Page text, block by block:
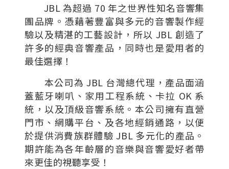
JBL 為超過 70 年之世界性知名音響集
團品牌。憑藉著豐富與多元的音響製作經
驗以及精湛的工藝設計，所以 JBL 創造了
許多的經典音響產品，同時也是愛用者的
最佳選擇！
本公司為 JBL 台灣總代理，產品面涵
蓋藍牙喇叭、家用工程系統、卡拉 OK 系
統，以及頂級音響系統。本公司擁有直營
門市、網購平台、及各地經銷通路，以便
於提供消費族群體驗 JBL 多元化的產品。
期許能為各年齡層的音樂與音響愛好者帶
來更佳的視聽享受！